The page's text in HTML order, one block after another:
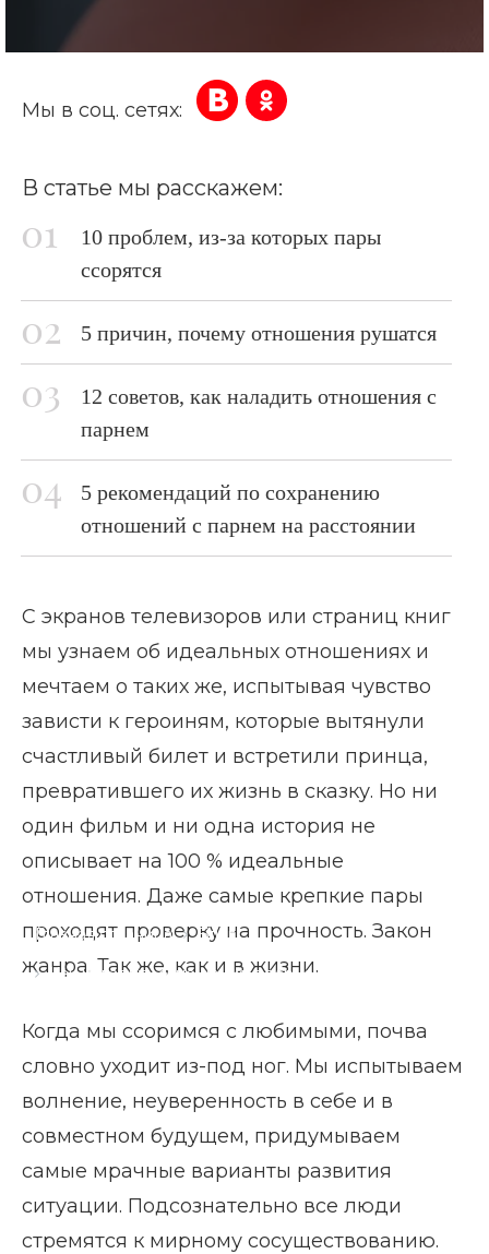
Главная страница
Блог
Как наладить отношения с парнем
Мы в соц. сетях:
В статье мы расскажем:
10 проблем, из-за которых пары
ссорятся
5 причин, почему отношения рушатся
12 советов, как наладить отношения с
парнем
5 рекомендаций по сохранению
отношений с парнем на расстоянии
С экранов телевизоров или страниц книг
мы узнаем об идеальных отношениях и
мечтаем о таких же, испытывая чувство
зависти к героиням, которые вытянули
счастливый билет и встретили принца,
превратившего их жизнь в сказку. Но ни
один фильм и ни одна история не
описывает на 100 % идеальные
отношения. Даже самые крепкие пары
проходят проверку на прочность. Закон
жанра. Так же, как и в жизни.
Когда мы ссоримся с любимыми, почва
словно уходит из-под ног. Мы испытываем
волнение, неуверенность в себе и в
совместном будущем, придумываем
самые мрачные варианты развития
ситуации. Подсознательно все люди
стремятся к мирному сосуществованию.